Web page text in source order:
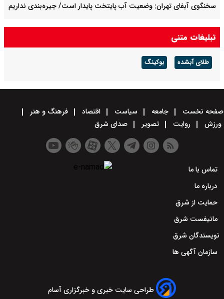
سخنگوی آبفای تهران: وضعیت آب پایتخت پایدار است/ جیره‌بندی نداریم
پیش بینی هوای کرمان فردا ۱۶ مرداد ۱۴۰۵/ وزش باد شدید و رگبار باران در
پیش است
تبلیغات متنی
طلای آبشده بوکینگ
صفحه نخست جامعه سیاست اقتصاد
فرهنگ و هنر
ورزش
روایت تصویر صدای شرق
تماس با ما
درباره ما
حمایت از شرق
مانیفست شرق
نویسندگان شرق
سازمان آگهی ها
طراحی سایت خبری و خبرگزاری آسام